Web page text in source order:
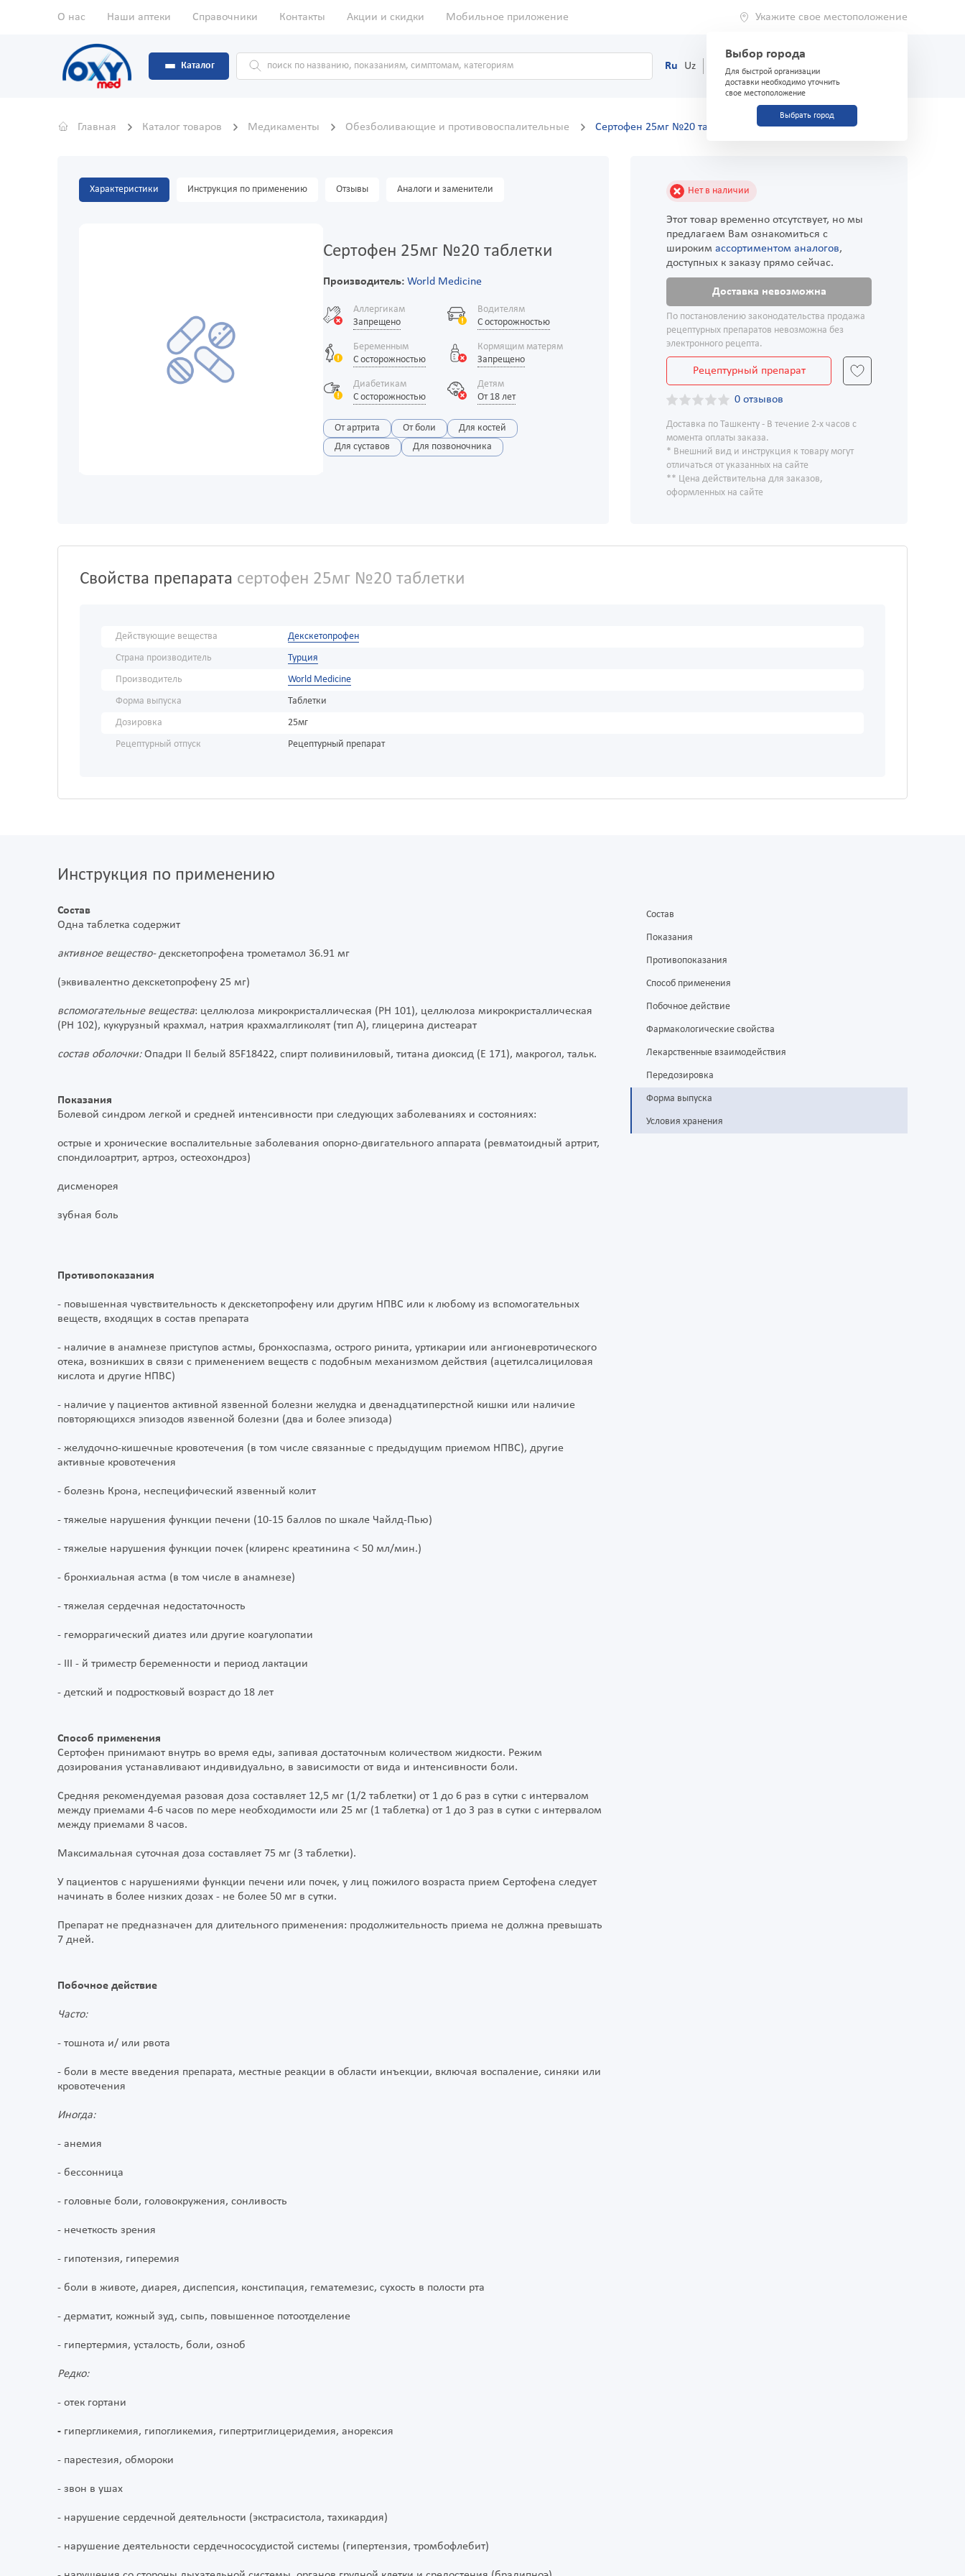
О нас Наши аптеки Справочники Контакты Акции и скидки Мобильное приложение Укажите свое местоположение
Выбор города
Для быстрой организации
доставки необходимо уточнить
свое местоположение
Выбрать город
Каталог Ru Uz (71) 200-03-03
Главная Каталог товаров Медикаменты Обезболивающие и противовоспалительные Сертофен 25мг №20 таблетки
Характеристики Инструкция по применению Отзывы Аналоги и заменители
Сертофен 25мг №20 таблетки
Производитель: World Medicine
Аллергикам
Запрещено
Водителям
С осторожностью
Беременным
С осторожностью
Кормящим матерям
Запрещено
Диабетикам
С осторожностью
Детям
От 18 лет
От артрита От боли
Для костей
Для суставов
Для позвоночника
Нет в наличии
Этот товар временно отсутствует, но мы
предлагаем Вам ознакомиться с
широким ассортиментом аналогов,
доступных к заказу прямо сейчас.
Доставка невозможна
По постановлению законодательства продажа
рецептурных препаратов невозможна без
электронного рецепта.
Рецептурный препарат
0 отзывов
Доставка по Ташкенту - В течение 2-х часов с
момента оплаты заказа.
* Внешний вид и инструкция к товару могут
отличаться от указанных на сайте
** Цена действительна для заказов,
оформленных на сайте
Свойства препарата сертофен 25мг №20 таблетки
Действующие вещества
Декскетопрофен
Страна производитель
Турция
Производитель
World Medicine
Форма выпуска
Таблетки
Дозировка
25мг
Рецептурный отпуск
Рецептурный препарат
Инструкция по применению
Состав
Одна таблетка содержит
активное вещество-декскетопрофена трометамол 36.91 мг
(эквивалентно декскетопрофену 25 мг)
вспомогательные вещества: целлюлоза микрокристаллическая (PH 101), целлюлоза микрокристаллическая
(PH 102), кукурузный крахмал, натрия крахмалгликолят (тип A), глицерина дистеарат
состав оболочки:Опадри II белый 85F18422, спирт поливиниловый, титана диоксид (Е 171), макрогол, тальк.
Показания
Болевой синдром легкой и средней интенсивности при следующих заболеваниях и состояниях:
острые и хронические воспалительные заболевания опорно-двигательного аппарата (ревматоидный артрит,
спондилоартрит, артроз, остеохондроз)
дисменорея
зубная боль
Противопоказания
- повышенная чувствительность к декскетопрофену или другим НПВС или к любому из вспомогательных
веществ, входящих в состав препарата
- наличие в анамнезе приступов астмы, бронхоспазма, острого ринита, уртикарии или ангионевротического
отека, возникших в связи с применением веществ с подобным механизмом действия (ацетилсалициловая
кислота и другие НПВС)
- наличие у пациентов активной язвенной болезни желудка и двенадцатиперстной кишки или наличие
повторяющихся эпизодов язвенной болезни (два и более эпизода)
- желудочно-кишечные кровотечения (в том числе связанные с предыдущим приемом НПВС), другие
активные кровотечения
- болезнь Крона, неспецифический язвенный колит
- тяжелые нарушения функции печени (10-15 баллов по шкале Чайлд-Пью)
- тяжелые нарушения функции почек (клиренс креатинина < 50 мл/мин.)
- бронхиальная астма (в том числе в анамнезе)
- тяжелая сердечная недостаточность
- геморрагический диатез или другие коагулопатии
- III - й триместр беременности и период лактации
- детский и подростковый возраст до 18 лет
Способ применения
Сертофен принимают внутрь во время еды, запивая достаточным количеством жидкости. Режим
дозирования устанавливают индивидуально, в зависимости от вида и интенсивности боли.
Средняя рекомендуемая разовая доза составляет 12,5 мг (1/2 таблетки) от 1 до 6 раз в сутки с интервалом
между приемами 4-6 часов по мере необходимости или 25 мг (1 таблетка) от 1 до 3 раз в сутки с интервалом
между приемами 8 часов.
Максимальная суточная доза составляет 75 мг (3 таблетки).
У пациентов с нарушениями функции печени или почек, у лиц пожилого возраста прием Сертофена следует
начинать в более низких дозах - не более 50 мг в сутки.
Препарат не предназначен для длительного применения: продолжительность приема не должна превышать
7 дней.
Побочное действие
Часто:
- тошнота и/ или рвота
- боли в месте введения препарата, местные реакции в области инъекции, включая воспаление, синяки или
кровотечения
Иногда:
- анемия
- бессонница
- головные боли, головокружения, сонливость
- нечеткость зрения
- гипотензия, гиперемия
- боли в животе, диарея, диспепсия, констипация, гематемезис, сухость в полости рта
- дерматит, кожный зуд, сыпь, повышенное потоотделение
- гипертермия, усталость, боли, озноб
Редко:
- отек гортани
- гипергликемия, гипогликемия, гипертриглицеридемия, анорексия
- парестезия, обмороки
- звон в ушах
- нарушение сердечной деятельности (экстрасистола, тахикардия)
- нарушение деятельности сердечнососудистой системы (гипертензия, тромбофлебит)
Состав
Показания
Противопоказания
Способ применения
Побочное действие
Фармакологические свойства
Лекарственные взаимодействия
Передозировка
Форма выпуска
Условия хранения